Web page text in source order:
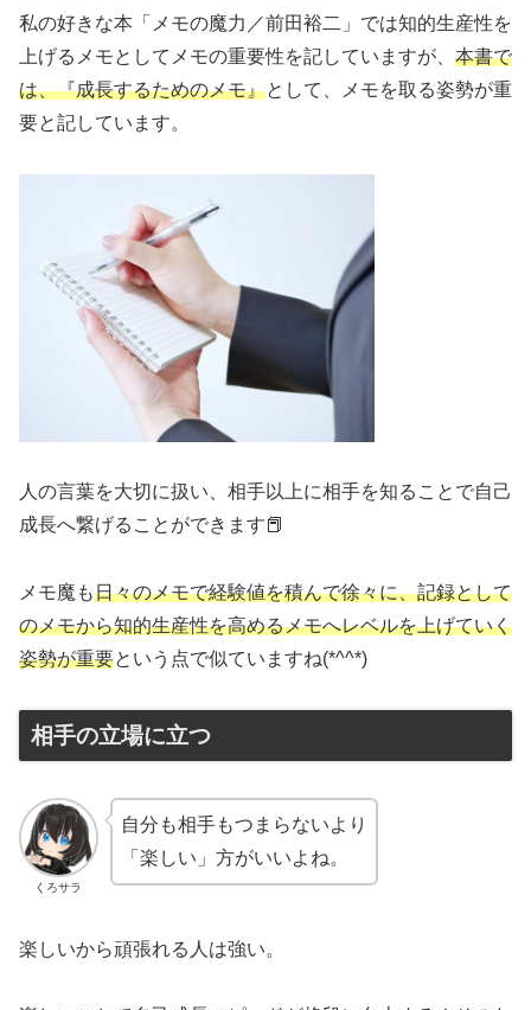
私の好きな本「メモの魔力／前田裕二」では知的生産性を
上げるメモとしてメモの重要性を記していますが、 本書で
は、『成長するためのメモ』として、メモを取る姿勢が重
要と記しています。
人の言葉を大切に扱い、相手以上に相手を知ることで自己
成長へ繋げることができます📕
メモ魔も日々のメモで経験値を積んで徐々に、記録として
のメモから知的生産性を高めるメモへレベルを上げていく
姿勢が重要という点で似ていますね(*^^*)
相手の立場に立つ
くろサラ
自分も相手もつまらないより
「楽しい」方がいいよね。
楽しいから頑張れる人は強い。